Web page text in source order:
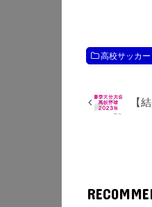
高校サッカー
【